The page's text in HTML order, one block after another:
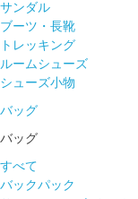
サンダル
ブーツ・長靴
トレッキング
ルームシューズ
シューズ小物
バッグ
バッグ
すべて
バックパック